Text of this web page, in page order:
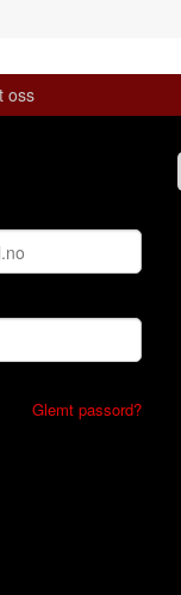
oss
Glemt passord?